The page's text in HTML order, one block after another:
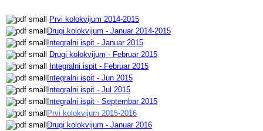
Prvi kolokvijum 2014-2015
Drugi kolokvijum - Januar 2014-2015
Integralni ispit - Januar 2015
Drugi kolokvijum - Februar 2015
Integralni ispit - Februar 2015
Integralni ispit - Jun 2015
Integralni ispit - Jul 2015
Integralni ispit - Septembar 2015
Prvi kolokvijum 2015-2016
Drugi kolokvijum - Januar 2016